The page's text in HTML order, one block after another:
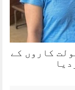
کاروں کے